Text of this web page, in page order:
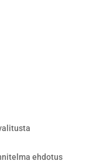
ehdotus